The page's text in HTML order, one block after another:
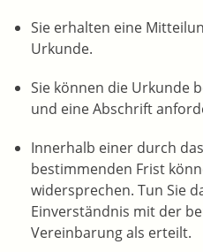
Sie erhalten eine
Urkunde.
Sie können die Urkunde
und eine Abschrift
Innerhalb einer durch
bestimmenden Frist
widersprechen. Tun Sie
Einverständnis mit der
Vereinbarung als erteilt.